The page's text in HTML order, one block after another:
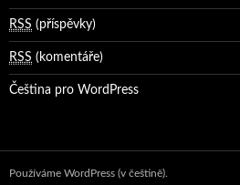
RSS (příspěvky)
RSS (komentáře)
Čeština pro WordPress
Používáme WordPress (v češtině).